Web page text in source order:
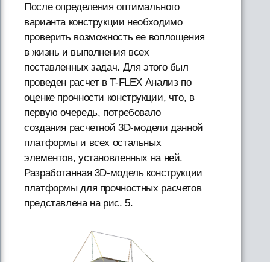
После определения оптимального
варианта конструкции необходимо
проверить возможность ее воплощения
в жизнь и выполнения всех
поставленных задач. Для этого был
проведен расчет в T-FLEX Анализ по
оценке прочности конструкции, что, в
первую очередь, потребовало
создания расчетной 3D-модели данной
платформы и всех остальных
элементов, установленных на ней.
Разработанная 3D-модель конструкции
платформы для прочностных расчетов
представлена на рис. 5.